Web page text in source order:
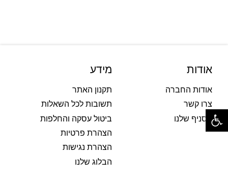
אודות
אודות החברה
צרו קשר
הסניף שלנו
מידע
תקנון האתר
תשובות לכל השאלות
ביטול עסקה והחלפות
הצהרת פרטיות
הצהרת נגישות
הבלוג שלנו
פתח סרגל נגישות